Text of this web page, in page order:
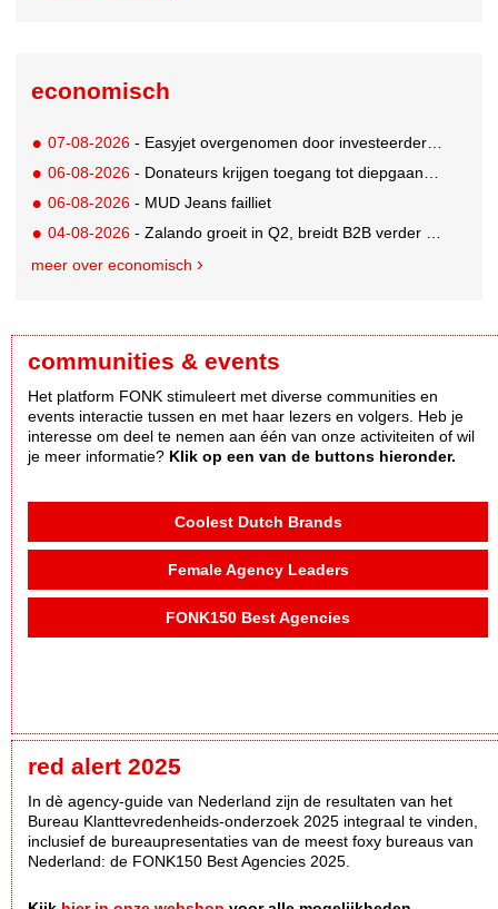
economisch
07-08-2026 - Easyjet overgenomen door investeerder Apollo
06-08-2026 - Donateurs krijgen toegang tot diepgaandere informatie over goede doelen
06-08-2026 - MUD Jeans failliet
04-08-2026 - Zalando groeit in Q2, breidt B2B verder uit en innoveert met AI
meer over economisch
communities & events
Het platform FONK stimuleert met diverse communities en
events interactie tussen en met haar lezers en volgers. Heb je
interesse om deel te nemen aan één van onze activiteiten of wil
je meer informatie? Klik op een van de buttons hieronder.
Coolest Dutch Brands
Female Agency Leaders
FONK150 Best Agencies
red alert 2025
In dè agency-guide van Nederland zijn de resultaten van het
Bureau Klanttevredenheids-onderzoek 2025 integraal te vinden,
inclusief de bureaupresentaties van de meest foxy bureaus van
Nederland: de FONK150 Best Agencies 2025.